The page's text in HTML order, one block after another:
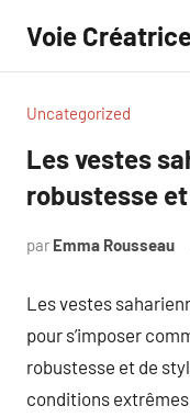
contenu
Voie
Uncategorized
Les vestes
robustesse
par Emma Rousseau
Les vestes
pour s’imposer
robustesse et de
conditions